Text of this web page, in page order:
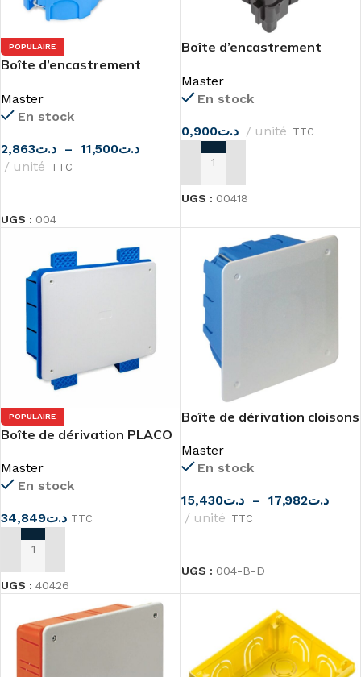
POPULAIRE
Boîte d’encastrement
de Master
Master
En stock
د.ت2,863 – د.ت11,500
unité TTC
UGS : 004
Boîte d’encastrement
Master
En stock
د.ت0,900 unité TTC
AJOUTER AU PANIER
UGS : 00418
POPULAIRE
Boîte de dérivation PLACO
Master
En stock
د.ت34,849 TTC
AJOUTER AU PANIER
UGS : 40426
Boîte de dérivation cloisons
Master
Master
En stock
د.ت15,430 – د.ت17,982
unité TTC
UGS : 004-B-D